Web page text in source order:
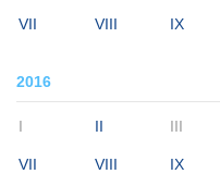
VII VIII IX
2016
I II III
VII VIII IX